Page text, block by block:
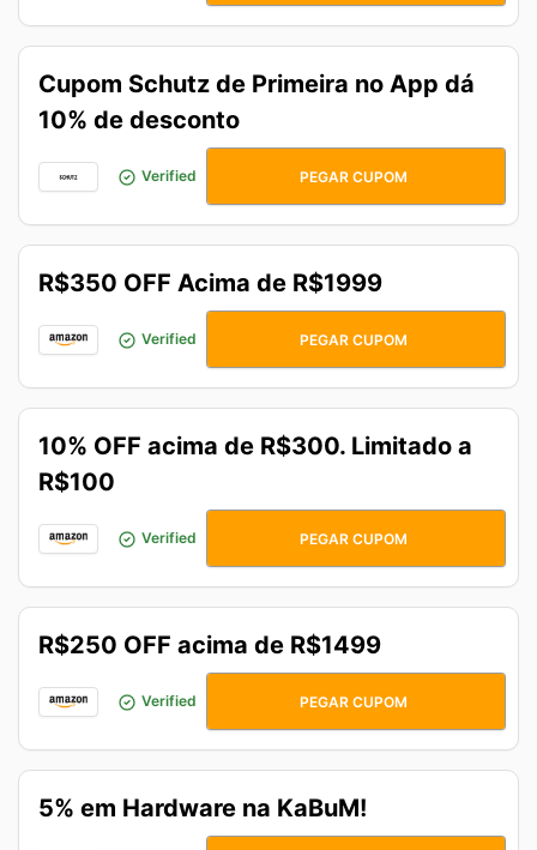
Cupom Schutz de Primeira no App dá
10% de desconto
Verified APP10
PEGAR CUPOM
R$350 OFF Acima de R$1999
Verified CURTE7DO7
PEGAR CUPOM
10% OFF acima de R$300. Limitado a
R$100
Verified ACHEINOOFF
PEGAR CUPOM
R$250 OFF acima de R$1499
Verified PRIMEHOJE
PEGAR CUPOM
5% em Hardware na KaBuM!